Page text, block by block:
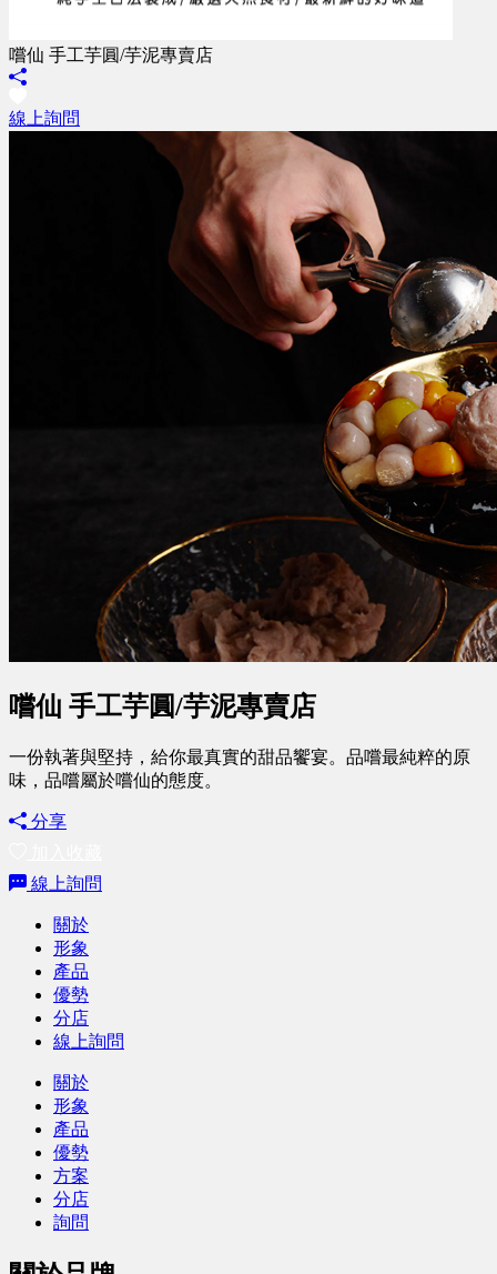
嚐仙 手工芋圓/芋泥專賣店
線上詢問
嚐仙 手工芋圓/芋泥專賣店
一份執著與堅持，給你最真實的甜品饗宴。品嚐最純粹的原
味，品嚐屬於嚐仙的態度。
分享
線上詢問
關於
形象
產品
優勢
分店
線上詢問
關於
形象
產品
優勢
方案
分店
詢問